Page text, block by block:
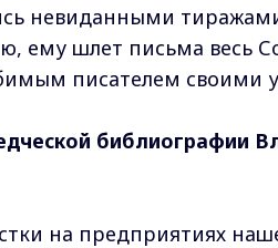
невиданными
ему шлет письма весь
писателем своими
библиографии
на предприятиях